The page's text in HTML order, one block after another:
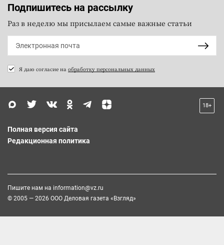
Подпишитесь на рассылку
Раз в неделю мы присылаем самые важные статьи
Я даю согласие на обработку персональных данных
18+
Полная версия сайта
Редакционная политика
Пишите нам на information@vz.ru
© 2005 — 2026 ООО Деловая газета «Взгляд»